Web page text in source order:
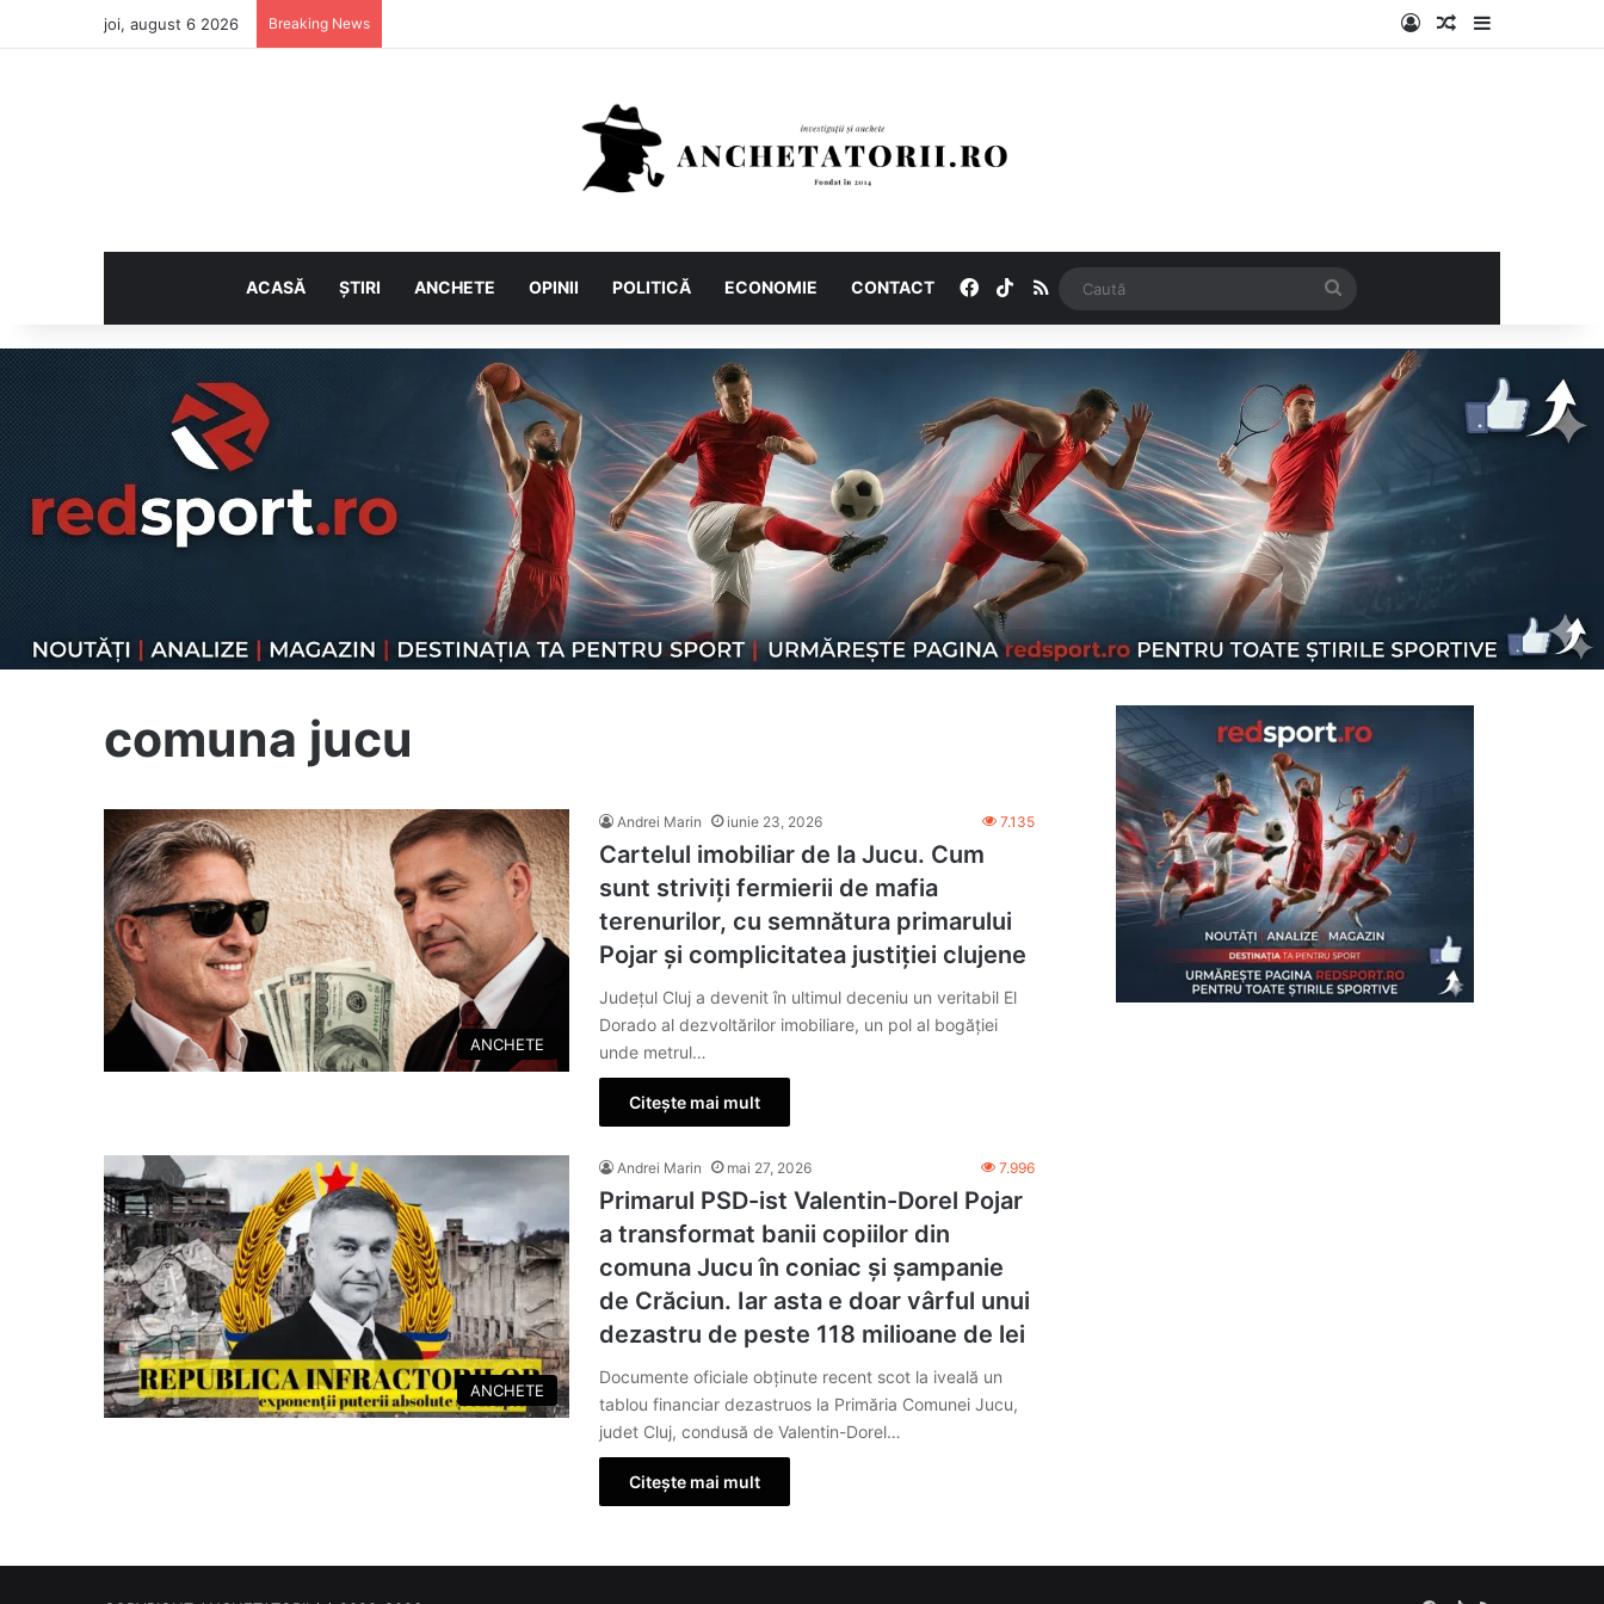
joi, august 6 2026 Breaking News Log InArticol aleatoriu
ACASĂ ȘTIRI ANCHETE OPINII POLITICĂ ECONOMIE CONTACT Facebook
TikTokRSS
comuna jucu
ANCHETE
Andrei Marin iunie 23, 2026 7.135
Cartelul imobiliar de la Jucu. Cum
sunt striviți fermierii de mafia
terenurilor, cu semnătura primarului
Pojar și complicitatea justiției clujene
Județul Cluj a devenit în ultimul deceniu un veritabil El
Dorado al dezvoltărilor imobiliare, un pol al bogăției
unde metrul…
Citește mai mult
ANCHETE
Andrei Marin mai 27, 2026 7.996
Primarul PSD-ist Valentin-Dorel Pojar
a transformat banii copiilor din
comuna Jucu în coniac și șampanie
de Crăciun. Iar asta e doar vârful unui
dezastru de peste 118 milioane de lei
Documente oficiale obținute recent scot la iveală un
tablou financiar dezastruos la Primăria Comunei Jucu,
judet Cluj, condusă de Valentin-Dorel…
Citește mai mult